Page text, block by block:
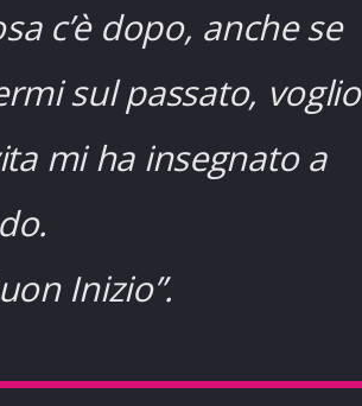
c’è dopo, anche se
sul passato, voglio
mi ha insegnato a
Inizio”.